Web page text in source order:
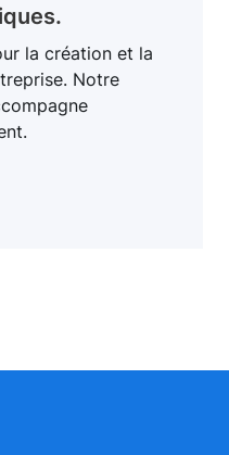
la création et la
Notre